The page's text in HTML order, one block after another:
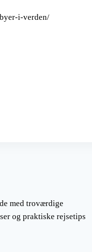
i-verden/
med troværdige
og praktiske rejsetips